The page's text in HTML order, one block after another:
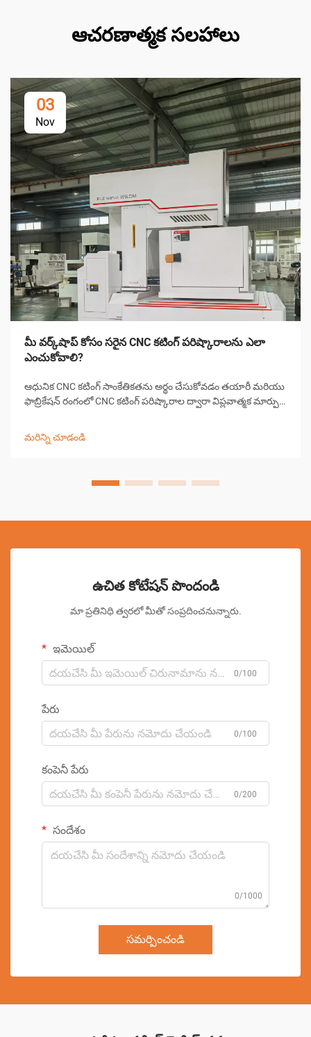
ఆచరణాత్మక సలహాలు
03
Nov
మీ వర్క్‌షాప్ కోసం సరైన CNC కటింగ్ పరిష్కారాలను ఎలా
ఎంచుకోవాలి?
ఆధునిక CNC కటింగ్ సాంకేతికతను అర్థం చేసుకోవడం తయారీ మరియు
ఫాబ్రికేషన్ రంగంలో CNC కటింగ్ పరిష్కారాల ద్వారా విప్లవాత్మక మార్పు
మరిన్ని చూడండి
ఉచిత కోటేషన్ పొందండి
మా ప్రతినిధి త్వరలో మీతో సంప్రదించనున్నారు.
ఇమెయిల్
0/100
పేరు
0/100
కంపెనీ పేరు
0/200
సందేశం
0/1000
సమర్పించండి